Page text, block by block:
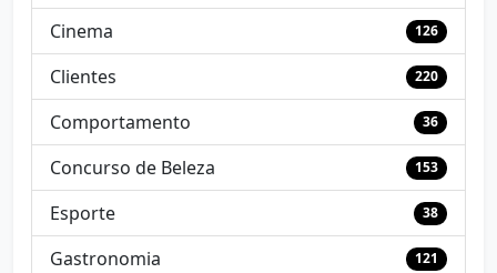
Cinema 126
Clientes 220
Comportamento 36
Concurso de Beleza 153
Esporte 38
Gastronomia 121